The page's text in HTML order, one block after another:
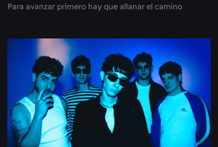
Para avanzar primero hay que allanar el camino